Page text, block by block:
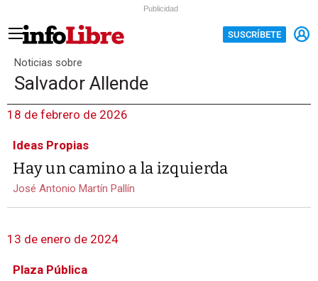
Publicidad
SUSCRÍBETE
Noticias sobre
Salvador Allende
18 de febrero de 2026
Ideas Propias
Hay un camino a la izquierda
José Antonio Martín Pallín
13 de enero de 2024
Plaza Pública